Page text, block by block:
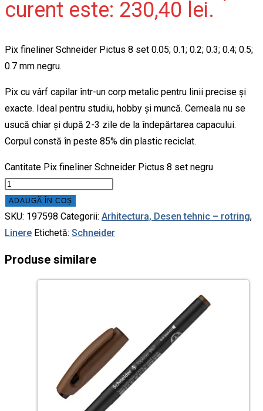
curent este: 230,40 lei.
Pix fineliner Schneider Pictus 8 set 0.05; 0.1; 0.2; 0.3; 0.4; 0.5;
0.7 mm negru.
Pix cu vârf capilar într-un corp metalic pentru linii precise și
exacte. Ideal pentru studiu, hobby și muncă. Cerneala nu se
usucă chiar și după 2-3 zile de la îndepărtarea capacului.
Corpul constă în peste 85% din plastic reciclat.
Cantitate Pix fineliner Schneider Pictus 8 set negru
ADAUGĂ ÎN COȘ
SKU: 197598 Categorii: Arhitectura, Desen tehnic – rotring,
Linere Etichetă: Schneider
Produse similare